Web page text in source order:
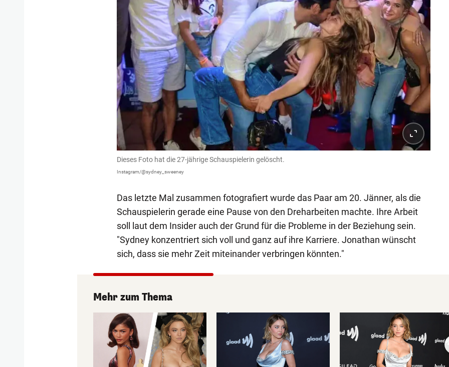
Dieses Foto hat die 27-jährige Schauspielerin gelöscht.
Instagram/@sydney_sweeney
Das letzte Mal zusammen fotografiert wurde das Paar am 20. Jänner, als die
Schauspielerin gerade eine Pause von den Dreharbeiten machte. Ihre Arbeit
soll laut dem Insider auch der Grund für die Probleme in der Beziehung sein.
"Sydney konzentriert sich voll und ganz auf ihre Karriere. Jonathan wünscht
sich, dass sie mehr Zeit miteinander verbringen könnten."
Mehr zum Thema